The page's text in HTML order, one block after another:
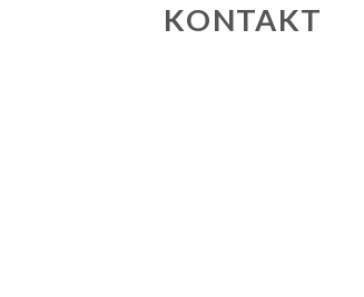
KONTAKT